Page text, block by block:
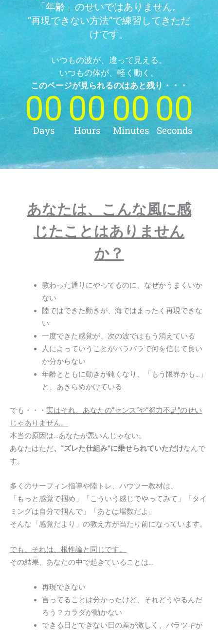
「年齢」のせいではありません。
“再現できない方法”で練習してきただ
けです。
いつもの波が、違って見える。
いつもの体が、軽く動く。
このページが見られるのはあと残り・・・
00
Days
00
Hours
00
Minutes
00
Seconds
あなたは、こんな風に感
じたことはありません
か？
教わった通りにやってるのに、なぜかうまくいか
ない
陸ではできた動きが、海ではまったく再現できな
い
一度できた感覚が、次の波ではもう消えている
人によっていうことがバラバラで何を信じて良い
か分からない
年齢とともに動きが鈍くなり、「もう限界かも…」
と、あきらめかけている
でも・・・ 実はそれ、あなたの“センス”や“努力不足”のせい
じゃありません。
本当の原因は…あなたが悪いんじゃない。
あなたはただ、“ズレた仕組み”に乗せられていただけなんで
す。
多くのサーフィン指導や陸トレ、ハウツー教材は、
「もっと感覚で掴め」「こういう感じでやってみて」「タイ
ミングは自分で掴んで」「あとは場数だよ」
そんな「感覚だより」の教え方が当たり前になっています。
でも、それは、根性論と同じです。
その結果、あなたの中で起きていることは…
再現できない
言ってることは分かったけど、それどうやるんだ
ろう？カラダが動かない
できる日とできない日の差が激しく、バラツキが